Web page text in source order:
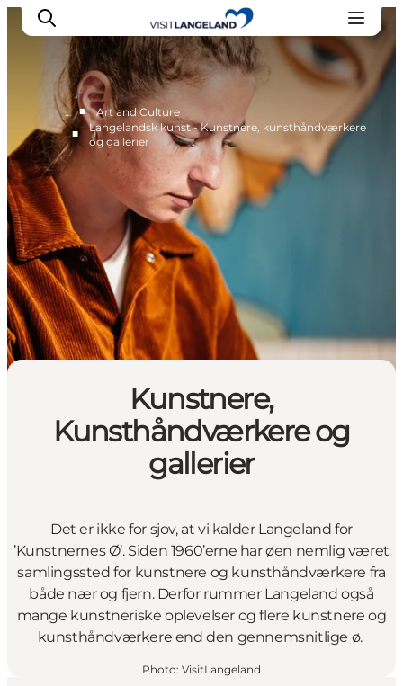
Discover
Cities and Islands
Outdoor
Accommodation
Planning
… ■
Art and Culture
■
Langelandsk kunst - Kunstnere, kunsthåndværkere
og gallerier
Kunstnere,
Kunsthåndværkere og
gallerier
Det er ikke for sjov, at vi kalder Langeland for
’Kunstnernes Ø’. Siden 1960’erne har øen nemlig været
samlingssted for kunstnere og kunsthåndværkere fra
både nær og fjern. Derfor rummer Langeland også
mange kunstneriske oplevelser og flere kunstnere og
kunsthåndværkere end den gennemsnitlige ø.
Photo: VisitLangeland